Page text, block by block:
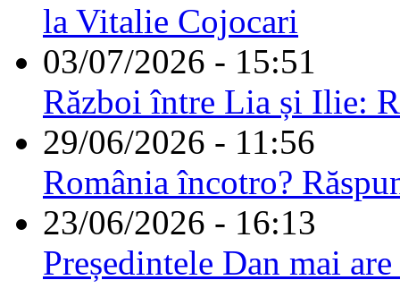
la Vitalie Cojocari
03/07/2026 - 15:51
Război între Lia și Ilie:
29/06/2026 - 11:56
România încotro?
23/06/2026 - 16:13
Președintele Dan mai